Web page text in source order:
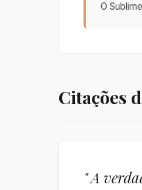
O
Citações
" A